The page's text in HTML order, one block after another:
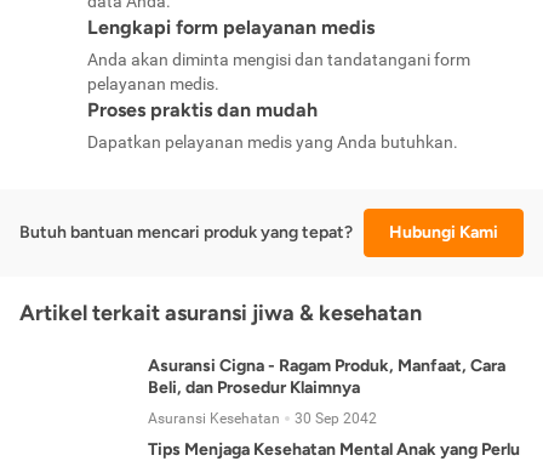
Lengkapi form pelayanan medis
Anda akan diminta mengisi dan tandatangani form
pelayanan medis.
Proses praktis dan mudah
Dapatkan pelayanan medis yang Anda butuhkan.
Butuh bantuan mencari produk yang tepat? Hubungi Kami
Artikel terkait asuransi jiwa & kesehatan
Asuransi Cigna - Ragam Produk, Manfaat, Cara
Beli, dan Prosedur Klaimnya
Asuransi Kesehatan 30 Sep 2042
Tips Menjaga Kesehatan Mental Anak yang Perlu